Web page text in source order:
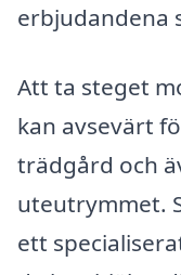
erbjudandena
Att ta steget
kan avsevärt
trädgård och
uteutrymmet.
ett